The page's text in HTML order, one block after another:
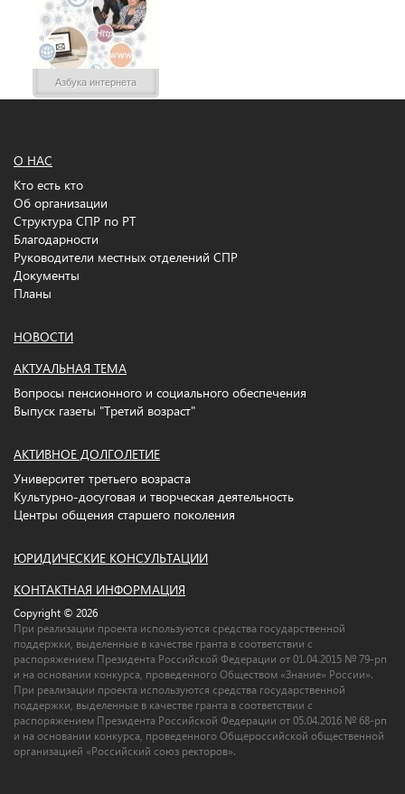
Азбука интернета
О НАС
Кто есть кто
Об организации
Структура СПР по РТ
Благодарности
Руководители местных отделений СПР
Документы
Планы
НОВОСТИ
АКТУАЛЬНАЯ ТЕМА
Вопросы пенсионного и социального обеспечения
Выпуск газеты "Третий возраст"
АКТИВНОЕ ДОЛГОЛЕТИЕ
Университет третьего возраста
Культурно-досуговая и творческая деятельность
Центры общения старшего поколения
ЮРИДИЧЕСКИЕ КОНСУЛЬТАЦИИ
КОНТАКТНАЯ ИНФОРМАЦИЯ
Copyright © 2026
При реализации проекта используются средства государственной
поддержки, выделенные в качестве гранта в соответствии c
распоряжением Президента Российской Федерации от 01.04.2015 № 79-рп
и на основании конкурса, проведенного Обществом «Знание» России».
При реализации проекта используются средства государственной
поддержки, выделенные в качестве гранта в соответствии c
распоряжением Президента Российской Федерации от 05.04.2016 № 68-рп
и на основании конкурса, проведенного Общероссийской общественной
организацией «Российский союз ректоров».